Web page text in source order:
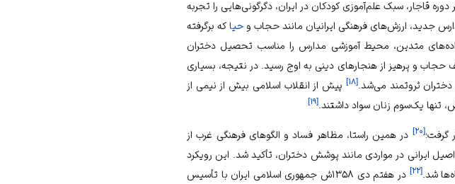
قاجار، سبک علم‌آموزی کودکان در ایران، دگرگونی‌هایی را تجربه
جدید، ارزش‌های فرهنگی ایرانیان مانند حجاب و حیاکه برگرفته
متدین، محیط آموزشی مدارس را مناسب تحصیل دختران
حجاب و پرهیز از هنجارهای دینی به اوج رسید. در نتیجه، بسیاری
دختران ثروتمند می‌شد.[۱۸] پیش از انقلاب اسلامی بیش از نیمی از
[۱۹]
گرفت؛[۲۰] در همین راستا، مظاهر فساد و الگوهای فرهنگی غرب از
ایرانی در مواردی مانند پوشش دختران، تأکید شد. این رویکرد
شد.[۲۲]
در هفتم دی ۱۳۵۸ش جمهوری اسلامی ایران با تأسیس